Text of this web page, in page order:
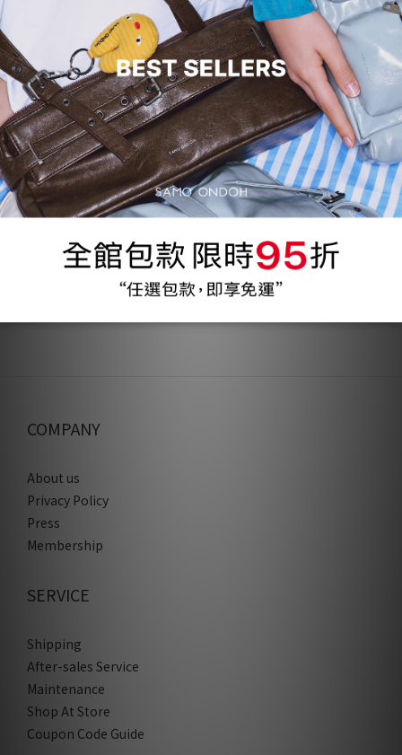
COMPANY
About us
Privacy Policy
Press
Membership
SERVICE
Shipping
After-sales Service
Maintenance
Shop At Store
Coupon Code Guide